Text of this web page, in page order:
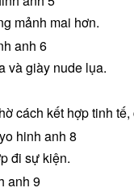
mảnh mai hơn.
và giày nude lụa.
cách kết hợp tinh
đi sự kiện.